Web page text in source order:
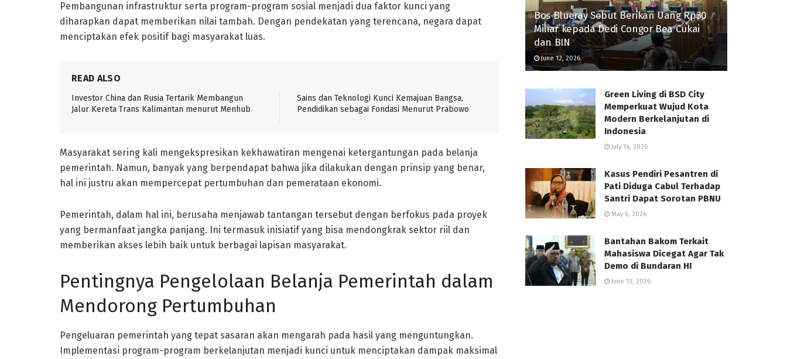
Pembangunan infrastruktur serta program-program sosial menjadi dua faktor kunci yang
diharapkan dapat memberikan nilai tambah. Dengan pendekatan yang terencana, negara dapat
menciptakan efek positif bagi masyarakat luas.
READ ALSO
Investor China dan Rusia Tertarik Membangun
Jalur Kereta Trans Kalimantan menurut Menhub
Sains dan Teknologi Kunci Kemajuan Bangsa,
Pendidikan sebagai Fondasi Menurut Prabowo
Masyarakat sering kali mengekspresikan kekhawatiran mengenai ketergantungan pada belanja
pemerintah. Namun, banyak yang berpendapat bahwa jika dilakukan dengan prinsip yang benar,
hal ini justru akan mempercepat pertumbuhan dan pemerataan ekonomi.
Pemerintah, dalam hal ini, berusaha menjawab tantangan tersebut dengan berfokus pada proyek
yang bermanfaat jangka panjang. Ini termasuk inisiatif yang bisa mendongkrak sektor riil dan
memberikan akses lebih baik untuk berbagai lapisan masyarakat.
Pentingnya Pengelolaan Belanja Pemerintah dalam
Mendorong Pertumbuhan
Pengeluaran pemerintah yang tepat sasaran akan mengarah pada hasil yang menguntungkan.
Implementasi program-program berkelanjutan menjadi kunci untuk menciptakan dampak maksimal
Bos Blueray Sebut Berikan Uang Rp30
Miliar kepada Dedi Congor Bea Cukai
dan BIN
June 12, 2026
Green Living di BSD City
Memperkuat Wujud Kota
Modern Berkelanjutan di
Indonesia
July 14, 2026
Kasus Pendiri Pesantren di
Pati Diduga Cabul Terhadap
Santri Dapat Sorotan PBNU
May 6, 2026
Bantahan Bakom Terkait
Mahasiswa Dicegat Agar Tak
Demo di Bundaran HI
June 13, 2026